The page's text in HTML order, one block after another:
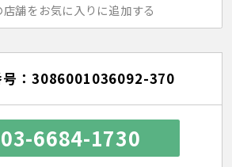
店舗をお気に入りに追加する
号：3086001036092-370
03-6684-1730